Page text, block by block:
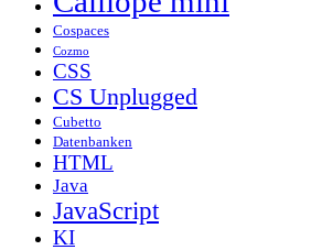
Cospaces
Cozmo
CSS
CS Unplugged
Cubetto
Datenbanken
HTML
Java
JavaScript
KI